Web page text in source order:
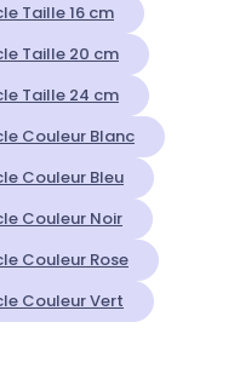
Taille 16 cm
Taille 20 cm
Taille 24 cm
Couleur Blanc
Couleur Bleu
Couleur Noir
Couleur Rose
Couleur Vert